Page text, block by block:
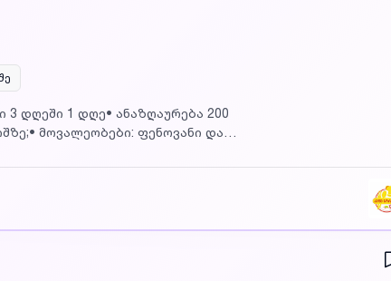
მოვალეობები: ფენოვანი და
თბილისის გასასვლელში თბილისი
მეტროდანდაინტერესებული
CV ფოტოსურათით მეილზე
აგზავნით CV_ს